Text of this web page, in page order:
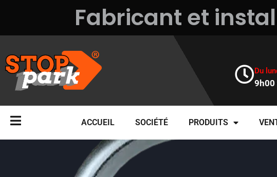
Fabricant et
Du
9h00
ACCUEIL SOCIÉTÉ PRODUITS